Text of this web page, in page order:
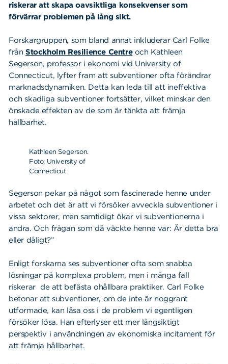
riskerar att skapa oavsiktliga konsekvenser som
förvärrar problemen på lång sikt.
Forskargruppen, som bland annat inkluderar Carl Folke
från Stockholm Resilience Centreoch Kathleen
Segerson, professor i ekonomi vid University of
Connecticut, lyfter fram att subventioner ofta förändrar
marknadsdynamiken. Detta kan leda till att ineffektiva
och skadliga subventioner fortsätter, vilket minskar den
önskade effekten av de som är tänkta att främja
hållbarhet.
Kathleen Segerson.
Foto: University of
Connecticut
Segerson pekar på något som fascinerade henne under
arbetet och det är att vi försöker avveckla subventioner i
vissa sektorer, men samtidigt ökar vi subventionerna i
andra. Och frågan som då väckte henne var: Är detta bra
eller dåligt?”
Enligt forskarna ses subventioner ofta som snabba
lösningar på komplexa problem, men i många fall
riskerar de att befästa ohållbara praktiker. Carl Folke
betonar att subventioner, om de inte är noggrant
utformade, kan låsa oss i de problem vi egentligen
försöker lösa. Han efterlyser ett mer långsiktigt
perspektiv i användningen av ekonomiska incitament för
att främja hållbarhet.